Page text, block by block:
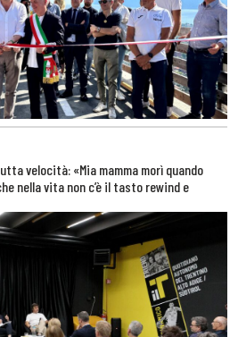
velocità: «Mia mamma morì quando
nella vita non c’è il tasto rewind e